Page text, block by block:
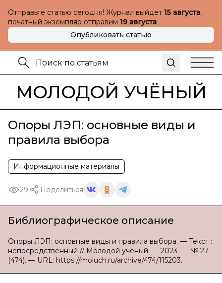
Отправьте статью сегодня! Журнал выйдет 15 августа,
печатный экземпляр отправим 19 августа
Опубликовать статью
МОЛОДОЙ УЧЁНЫЙ
Опоры ЛЭП: основные виды и
правила выбора
Информационные материалы
29 Поделиться
Библиографическое описание
Опоры ЛЭП: основные виды и правила выбора. — Текст :
непосредственный // Молодой ученый. — 2023. — № 27
(474). — URL: https://moluch.ru/archive/474/115203.